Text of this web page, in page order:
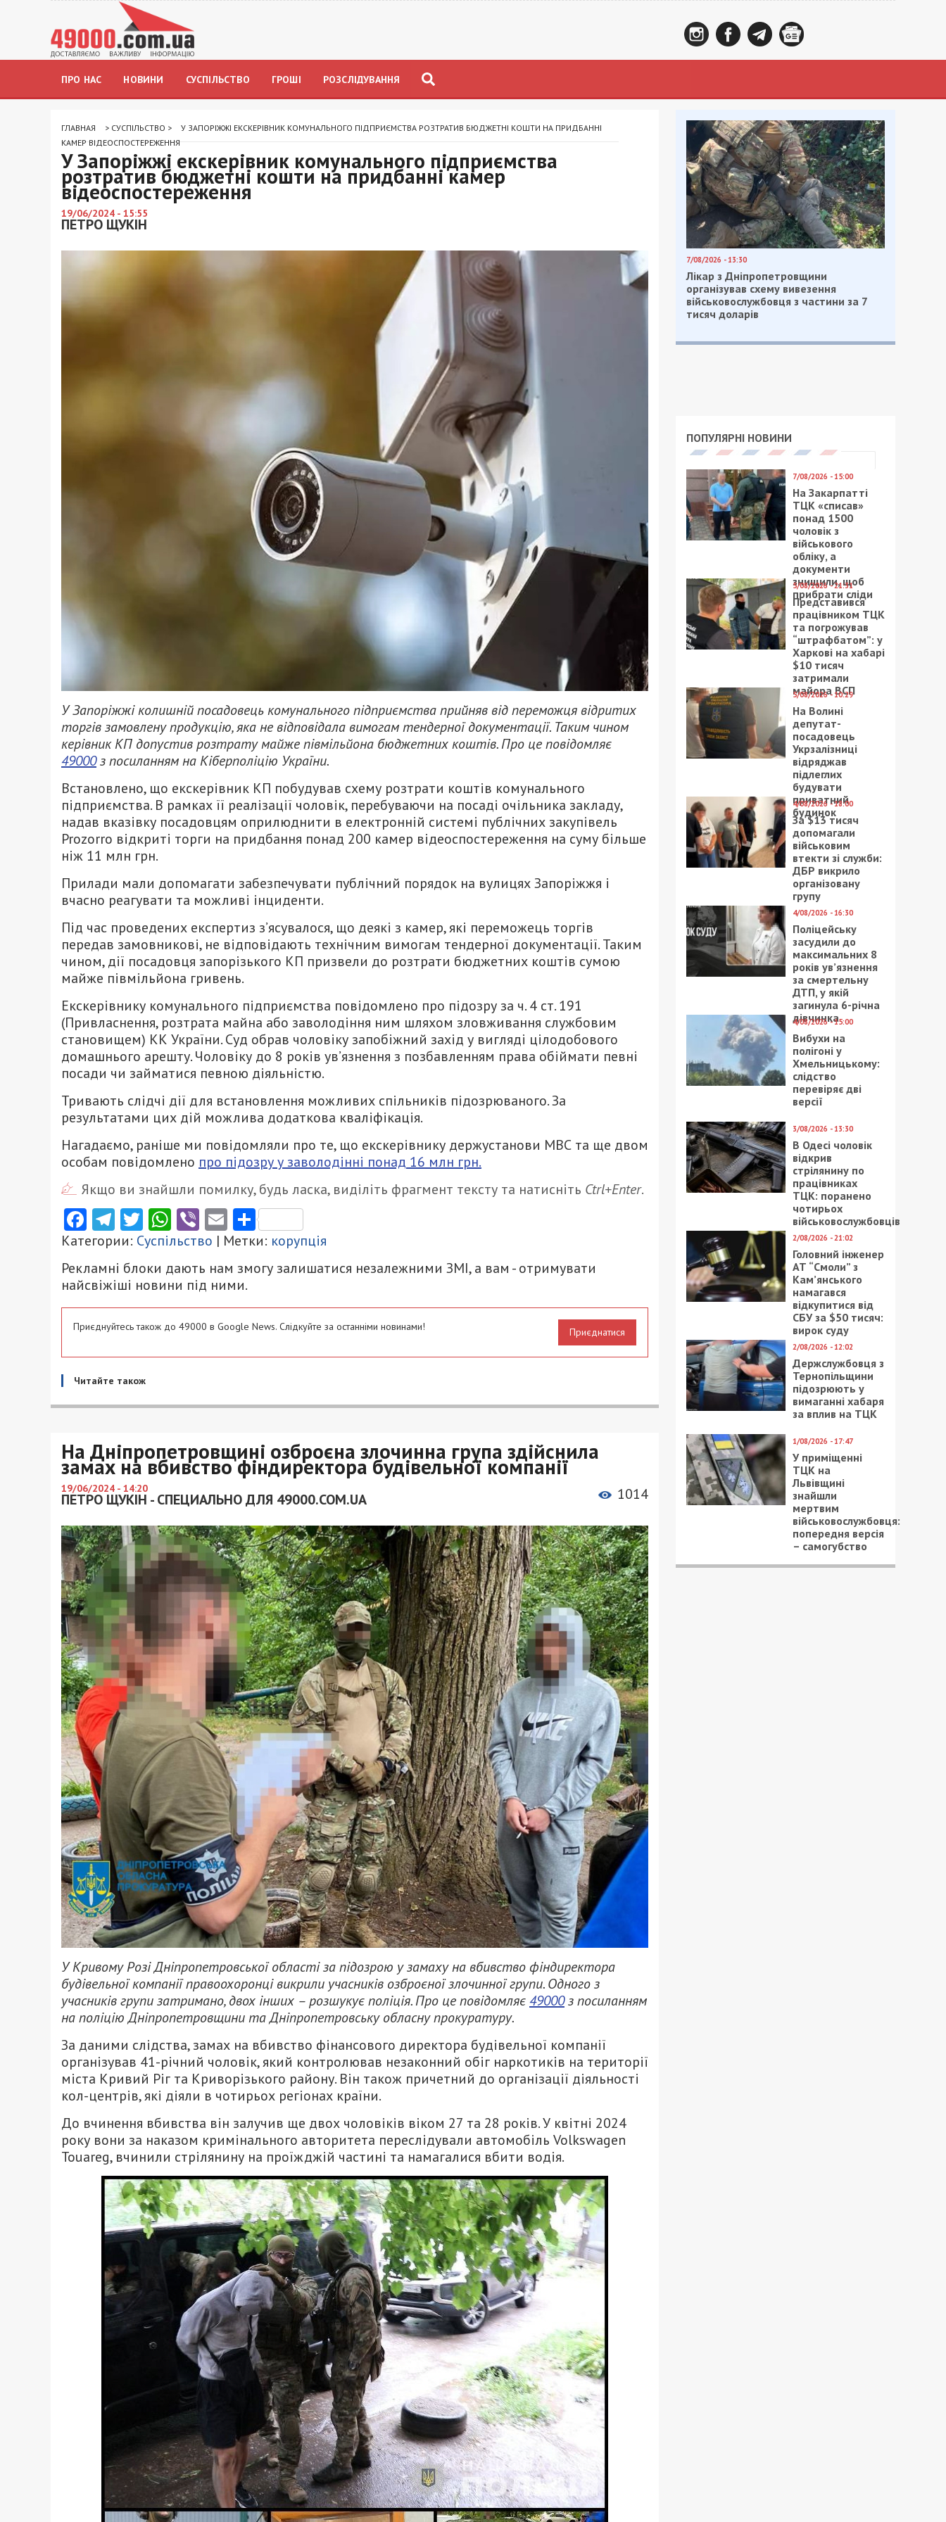
ПРО НАС НОВИНИ СУСПІЛЬСТВО ГРОШІ РОЗСЛІДУВАННЯ
ГЛАВНАЯ > СУСПІЛЬСТВО >
У ЗАПОРІЖЖІ ЕКСКЕРІВНИК КОМУНАЛЬНОГО ПІДПРИЄМСТВА РОЗТРАТИВ БЮДЖЕТНІ КОШТИ НА ПРИДБАННІ
КАМЕР ВІДЕОСПОСТЕРЕЖЕННЯ
У Запоріжжі екскерівник комунального підприємства
розтратив бюджетні кошти на придбанні камер
відеоспостереження
19/06/2024 - 15:55
ПЕТРО ЩУКІН
У Запоріжжі колишній посадовець комунального підприємства прийняв від переможця відритих
торгів замовлену продукцію, яка не відповідала вимогам тендерної документації. Таким чином
керівник КП допустив розтрату майже півмільйона бюджетних коштів. Про це повідомляє
49000з посиланням на Кіберполіцію України.
Встановлено, що екскерівник КП побудував схему розтрати коштів комунального
підприємства. В рамках її реалізації чоловік, перебуваючи на посаді очільника закладу,
надав вказівку посадовцям оприлюднити в електронній системі публічних закупівель
Prozorro відкриті торги на придбання понад 200 камер відеоспостереження на суму більше
ніж 11 млн грн.
Прилади мали допомагати забезпечувати публічний порядок на вулицях Запоріжжя і
вчасно реагувати та можливі інциденти.
Під час проведених експертиз з’ясувалося, що деякі з камер, які переможець торгів
передав замовникові, не відповідають технічним вимогам тендерної документації. Таким
чином, дії посадовця запорізького КП призвели до розтрати бюджетних коштів сумою
майже півмільйона гривень.
Екскерівнику комунального підприємства повідомлено про підозру за ч. 4 ст. 191
(Привласнення, розтрата майна або заволодіння ним шляхом зловживання службовим
становищем) КК України. Суд обрав чоловіку запобіжний захід у вигляді цілодобового
домашнього арешту. Чоловіку до 8 років ув’язнення з позбавленням права обіймати певні
посади чи займатися певною діяльністю.
Тривають слідчі дії для встановлення можливих спільників підозрюваного. За
результатами цих дій можлива додаткова кваліфікація.
Нагадаємо, раніше ми повідомляли про те, що екскерівнику держустанови МВС та ще двом
особам повідомлено про підозру у заволодінні понад 16 млн грн.
Якщо ви знайшли помилку, будь ласка, виділіть фрагмент тексту та натисніть Ctrl+Enter.
Facebook
Telegram
Twitter
WhatsApp
ViberEmailПоділитися
Категории: Суспільство | Метки: корупція
Рекламні блоки дають нам змогу залишатися незалежними ЗМІ, а вам - отримувати
найсвіжіші новини під ними.
Приєднуйтесь також до 49000 в Google News. Слідкуйте за останніми новинами! Приєднатися
Читайте також
На Дніпропетровщині озброєна злочинна група здійснила
замах на вбивство фіндиректора будівельної компанії
19/06/2024 - 14:20
ПЕТРО ЩУКІН - СПЕЦИАЛЬНО ДЛЯ 49000.COM.UA 1014
У Кривому Розі Дніпропетровської області за підозрою у замаху на вбивство фіндиректора
будівельної компанії правоохоронці викрили учасників озброєної злочинної групи. Одного з
учасників групи затримано, двох інших – розшукує поліція. Про це повідомляє49000з посиланням
на поліцію Дніпропетровщини та Дніпропетровську обласну прокуратуру.
За даними слідства, замах на вбивство фінансового директора будівельної компанії
організував 41-річний чоловік, який контролював незаконний обіг наркотиків на території
міста Кривий Ріг та Криворізького району. Він також причетний до організації діяльності
кол-центрів, які діяли в чотирьох регіонах країни.
До вчинення вбивства він залучив ще двох чоловіків віком 27 та 28 років. У квітні 2024
року вони за наказом кримінального авторитета переслідували автомобіль Volkswagen
Touareg, вчинили стрілянину на проїжджій частині та намагалися вбити водія.
7/08/2026 - 13:30
Лікар з Дніпропетровщини
організував схему вивезення
військовослужбовця з частини за 7
тисяч доларів
ПОПУЛЯРНІ НОВИНИ
7/08/2026 - 15:00
На Закарпатті
ТЦК «списав»
понад 1500
чоловік з
військового
обліку, а
документи
знищили, щоб
прибрати сліди
5/08/2026 - 21:31
Представився
працівником ТЦК
та погрожував
“штрафбатом”: у
Харкові на хабарі
$10 тисяч
затримали
майора ВСП
5/08/2026 - 10:29
На Волині
депутат-
посадовець
Укрзалізниці
відряджав
підлеглих
будувати
приватний
будинок
4/08/2026 - 18:00
За $13 тисяч
допомагали
військовим
втекти зі служби:
ДБР викрило
організовану
групу
4/08/2026 - 16:30
Поліцейську
засудили до
максимальних 8
років ув’язнення
за смертельну
ДТП, у якій
загинула 6-річна
дівчинка
4/08/2026 - 15:00
Вибухи на
полігоні у
Хмельницькому:
слідство
перевіряє дві
версії
3/08/2026 - 13:30
В Одесі чоловік
відкрив
стрілянину по
працівниках
ТЦК: поранено
чотирьох
військовослужбовців
2/08/2026 - 21:02
Головний інженер
АТ “Смоли” з
Кам’янського
намагався
відкупитися від
СБУ за $50 тисяч:
вирок суду
2/08/2026 - 12:02
Держслужбовця з
Тернопільщини
підозрюють у
вимаганні хабаря
за вплив на ТЦК
1/08/2026 - 17:47
У приміщенні
ТЦК на
Львівщині
знайшли
мертвим
військовослужбовця:
попередня версія
– самогубство